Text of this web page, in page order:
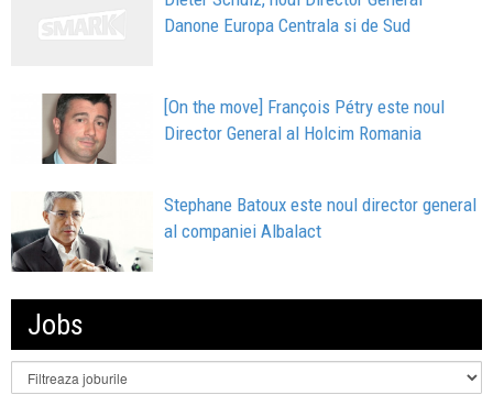
Danone Europa Centrala si de Sud
[On the move] François Pétry este noul
Director General al Holcim Romania
Stephane Batoux este noul director general
al companiei Albalact
Jobs